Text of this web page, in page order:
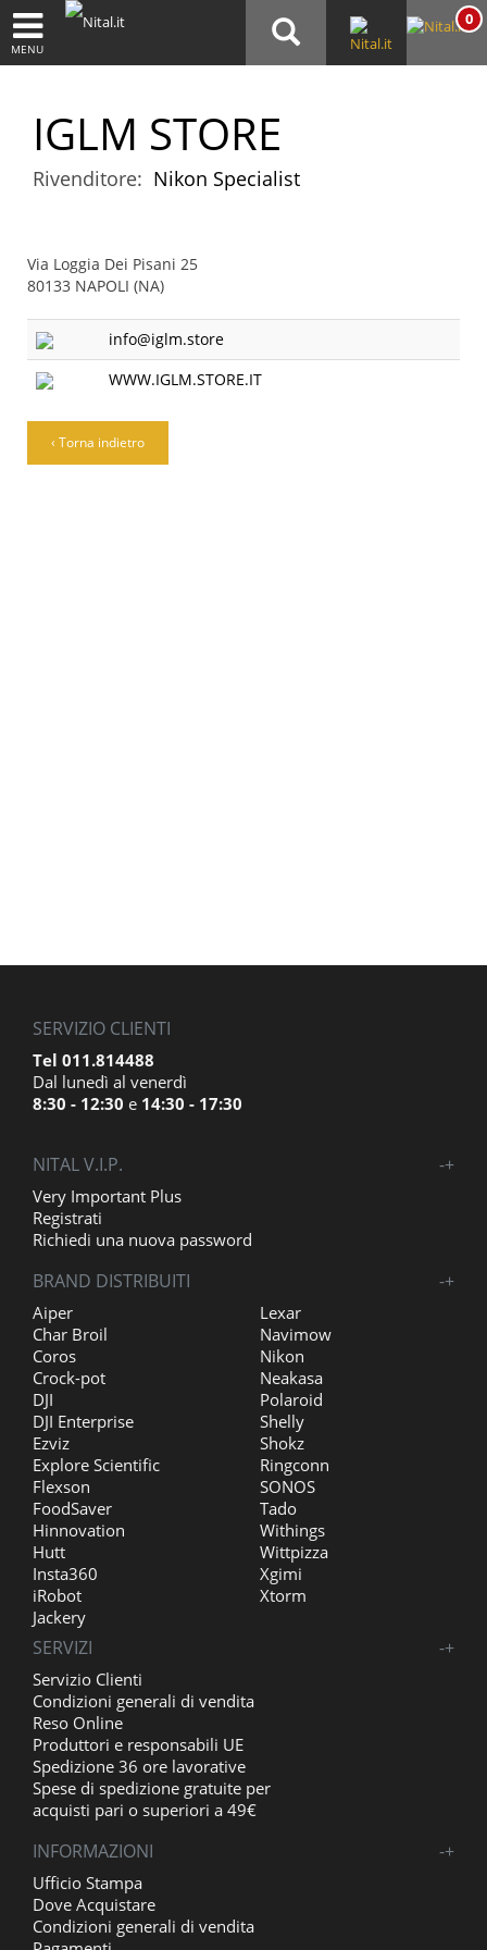
MENU
0
IGLM STORE
Rivenditore: Nikon Specialist
Via Loggia Dei Pisani 25
80133 NAPOLI (NA)
info@iglm.store
WWW.IGLM.STORE.IT
‹ Torna indietro
SERVIZIO CLIENTI
Tel 011.814488
Dal lunedì al venerdì
8:30 - 12:30 e 14:30 - 17:30
NITAL V.I.P. +
-
Very Important Plus
Registrati
Richiedi una nuova password
BRAND DISTRIBUITI +
-
Aiper
Char Broil
Coros
Crock-pot
DJI
DJI Enterprise
Ezviz
Explore Scientific
Flexson
FoodSaver
Hinnovation
Hutt
Insta360
iRobot
Jackery
Lexar
Navimow
Nikon
Neakasa
Polaroid
Shelly
Shokz
Ringconn
SONOS
Tado
Withings
Wittpizza
Xgimi
Xtorm
SERVIZI +
-
Servizio Clienti
Condizioni generali di vendita
Reso Online
Produttori e responsabili UE
Spedizione 36 ore lavorative
Spese di spedizione gratuite per
acquisti pari o superiori a 49€
INFORMAZIONI +
-
Ufficio Stampa
Dove Acquistare
Condizioni generali di vendita